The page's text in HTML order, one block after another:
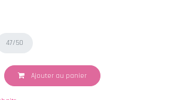
47/50
Ajouter au panier